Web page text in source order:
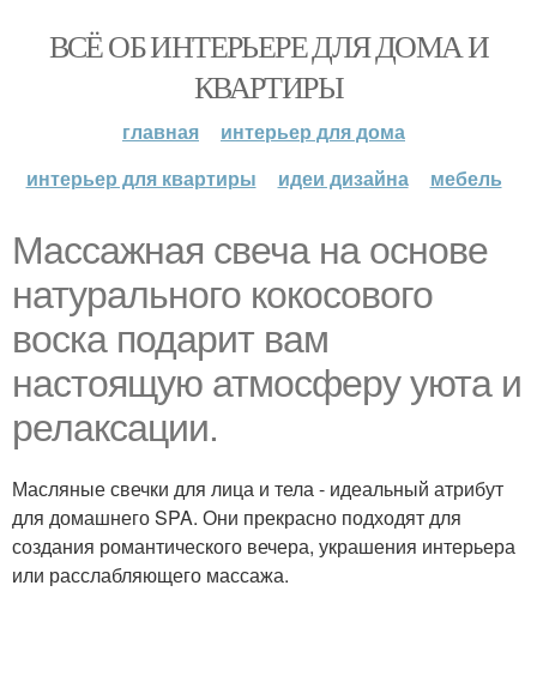
ВСЁ ОБ ИНТЕРЬЕРЕ ДЛЯ ДОМА И
КВАРТИРЫ
главная
интерьер для дома
интерьер для квартиры
идеи дизайна мебель
Массажная свеча на основе
натурального кокосового
воска подарит вам
настоящую атмосферу уюта и
релаксации.
Масляные свечки для лица и тела - идеальный атрибут
для домашнего SPA. Они прекрасно подходят для
создания романтического вечера, украшения интерьера
или расслабляющего массажа.